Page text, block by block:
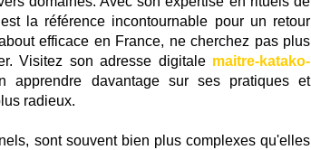
la référence incontournable pour un retour
efficace en France, ne cherchez pas plus
Visitez son adresse digitale maitre-katako-
apprendre davantage sur ses pratiques et
radieux.
sont souvent bien plus complexes qu'elles